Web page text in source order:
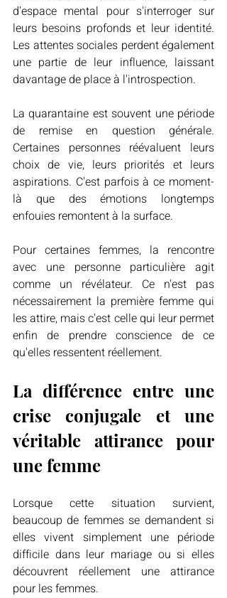
d'espace mental pour s'interroger sur
leurs besoins profonds et leur identité.
Les attentes sociales perdent également
une partie de leur influence, laissant
davantage de place à l'introspection.
La quarantaine est souvent une période
de remise en question générale.
Certaines personnes réévaluent leurs
choix de vie, leurs priorités et leurs
aspirations. C'est parfois à ce moment-
là que des émotions longtemps
enfouies remontent à la surface.
Pour certaines femmes, la rencontre
avec une personne particulière agit
comme un révélateur. Ce n'est pas
nécessairement la première femme qui
les attire, mais c'est celle qui leur permet
enfin de prendre conscience de ce
qu'elles ressentent réellement.
La différence entre une
crise conjugale et une
véritable attirance pour
une femme
Lorsque cette situation survient,
beaucoup de femmes se demandent si
elles vivent simplement une période
difficile dans leur mariage ou si elles
découvrent réellement une attirance
pour les femmes.